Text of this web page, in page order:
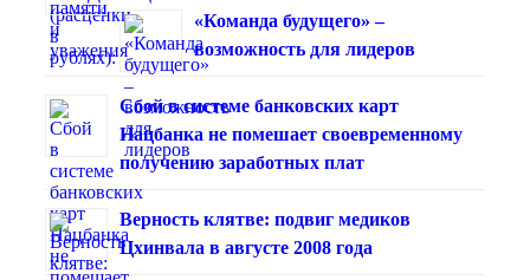
«Команда будущего» –
возможность для лидеров
Сбой в системе банковских карт
Нацбанка не помешает своевременному
получению заработных плат
Верность клятве: подвиг медиков
Цхинвала в августе 2008 года